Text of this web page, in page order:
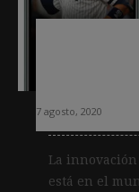
7 agosto, 2020
La
está en el